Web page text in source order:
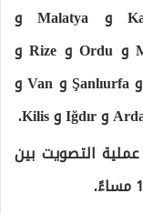
Gümüşhane و Hakkari و Kars و Malatya و
Kahramanmaraş و Mardin و Muş و Ordu و Rize و
Siirt و Sivas و Trabzon و Tunceli و Şanlıurfa و Van و
التصويت بين